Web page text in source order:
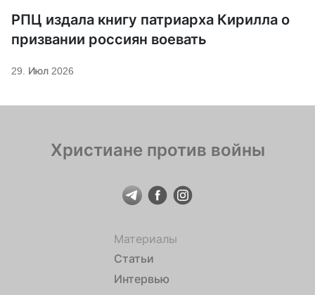
РПЦ издала книгу патриарха Кирилла о
призвании россиян воевать
29. Июл 2026
Христиане против войны
Материалы
Статьи
Интервью